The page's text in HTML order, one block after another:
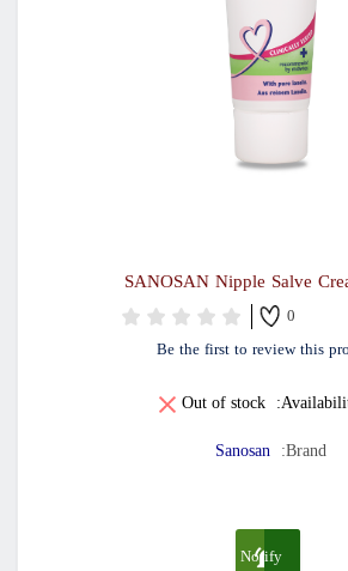
SANOSAN Nipple Salve
0
Be the first to review this
Out of stock
Brand:
Sanosan
Notify